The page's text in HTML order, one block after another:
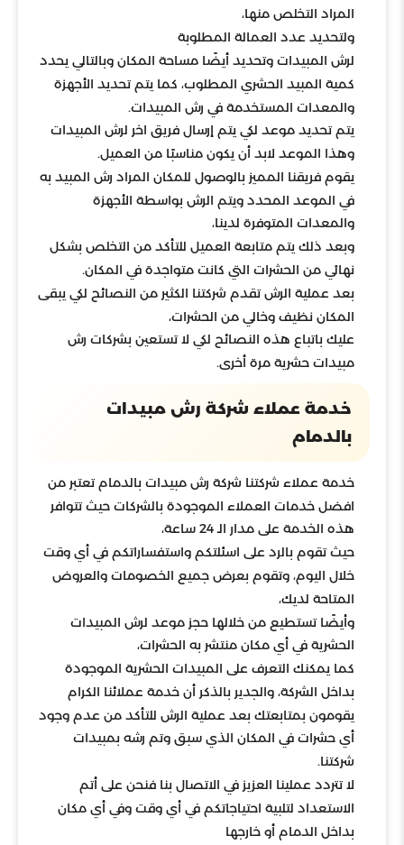
المراد التخلص منها،
ولتحديد عدد العمالة المطلوبة
لرش المبيدات وتحديد أيضًا مساحة المكان وبالتالي يحدد
كمية المبيد الحشري المطلوب، كما يتم تحديد الأجهزة
والمعدات المستخدمة في رش المبيدات.
يتم تحديد موعد لكي يتم إرسال فريق اخر لرش المبيدات
وهذا الموعد لابد أن يكون مناسبًا من العميل.
يقوم فريقنا المميز بالوصول للمكان المراد رش المبيد به
في الموعد المحدد ويتم الرش بواسطة الأجهزة
والمعدات المتوفرة لدينا،
وبعد ذلك يتم متابعة العميل للتأكد من التخلص بشكل
نهائي من الحشرات التي كانت متواجدة في المكان.
بعد عملية الرش تقدم شركتنا الكثير من النصائح لكي يبقى
المكان نظيف وخالي من الحشرات،
عليك باتباع هذه النصائح لكي لا تستعين بشركات رش
مبيدات حشرية مرة أخرى.
خدمة عملاء شركة رش مبيدات
بالدمام
خدمة عملاء شركتنا شركة رش مبيدات بالدمام تعتبر من
افضل خدمات العملاء الموجودة بالشركات حيث تتوافر
هذه الخدمة على مدار الـ 24 ساعة،
حيث تقوم بالرد على اسئلتكم واستفساراتكم في أي وقت
خلال اليوم، وتقوم بعرض جميع الخصومات والعروض
المتاحة لديك،
وأيضًا تستطيع من خلالها حجز موعد لرش المبيدات
الحشرية في أي مكان منتشر به الحشرات،
كما يمكنك التعرف على المبيدات الحشرية الموجودة
بداخل الشركة، والجدير بالذكر أن خدمة عملائنا الكرام
يقومون بمتابعتك بعد عملية الرش للتأكد من عدم وجود
أي حشرات في المكان الذي سبق وتم رشه بمبيدات
شركتنا.
لا تتردد عملينا العزيز في الاتصال بنا فنحن على أتم
الاستعداد لتلبية احتياجاتكم في أي وقت وفي أي مكان
بداخل الدمام أو خارجها